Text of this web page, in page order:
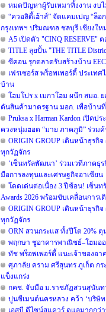
หมดปัญหาผู้รับเหมาทิ้งงาน งบไ
“ควอลิตี้เฮ้าส์” จัดแคมเปญ “ล็อ
กรุงเทพฯ ปริมณฑล ชลบุรี เชียงให
A5 เปิดตัว "CINQ RESERVE"
TITLE ลุยปั้น "THE TITLE
ซีคอน รุกตลาดรับสร้างบ้าน
เฟรเซอร์ส พร็อพเพอร์ตี้ ประเ
บ้าน
โฮมโปร x เมกาโฮม ผนึก สมอ.
ดันสินค้ามาตรฐาน มอก. เพื่อบ้า
Pruksa x Harman Kardon เปิด
ควงหนุ่มฮอต “มาย ภาคภูมิ” ร่วม
ORIGIN GROUP เดินหน้าธุรกิ
ทุกวัฏจักร
‘เซ็นทรัลพัฒนา’ ร่วมเวทีภาคธุ
มือการลงทุนและเศรษฐกิจอาเซียน
โดดเด่นต่อเนื่อง 3 ปีซ้อน! เซ็นท
Awards 2026 พร้อมขับเคลื่อนกา
ORIGIN GROUP เดินหน้าธุรกิ
ทุกวัฏจักร
ORN สวนกระแส ทั้งปีโต 20% ตุ
พฤกษา ชูอาคารพาณิชย์–โฮมออ
ทัช พร็อพเพอร์ตี้ แนะเจ้าของอ
ศุภาลัย คราม ศรีสุนทร ภูเก็ต กร
แข็งแกร่ง
กคช. จับมือ ม.ราชภัฏสวนสุนัน
ปูนซีเมนต์นครหลวง คว้า ‘บริษัทย
เอสบี ดีไซน์สแควร์ ดูแลมากกว่